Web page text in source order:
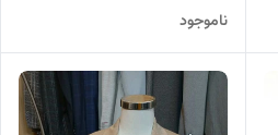
ناموجود